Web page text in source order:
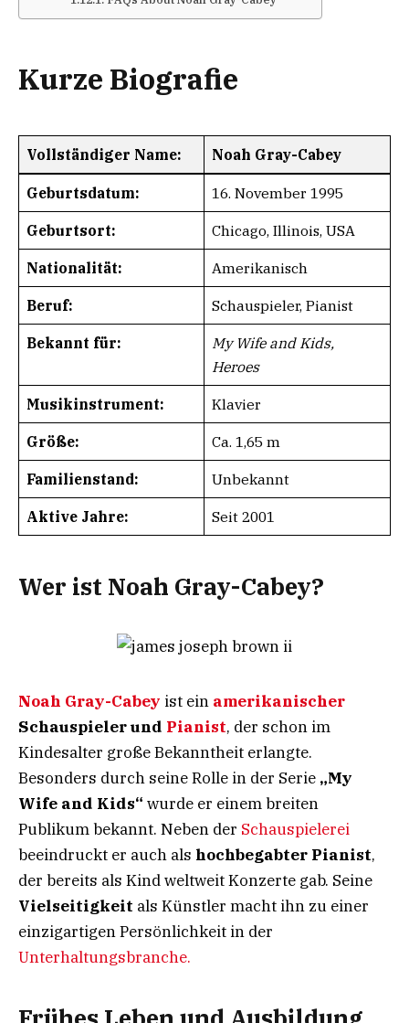
Kurze Biografie
Vollständiger Name: Noah Gray-Cabey
Geburtsdatum: 16. November 1995
Geburtsort: Chicago, Illinois, USA
Nationalität: Amerikanisch
Beruf: Schauspieler, Pianist
Bekannt für:
My Wife and Kids,
Heroes
Musikinstrument: Klavier
Größe: Ca. 1,65 m
Familienstand: Unbekannt
Aktive Jahre: Seit 2001
Wer ist Noah Gray-Cabey?
Noah Gray-Cabey ist ein amerikanischer
Schauspieler und Pianist, der schon im
Kindesalter große Bekanntheit erlangte.
Besonders durch seine Rolle in der Serie „My
Wife and Kids“ wurde er einem breiten
Publikum bekannt. Neben der Schauspielerei
beeindruckt er auch als hochbegabter Pianist,
der bereits als Kind weltweit Konzerte gab. Seine
Vielseitigkeit als Künstler macht ihn zu einer
einzigartigen Persönlichkeit in der
Unterhaltungsbranche.